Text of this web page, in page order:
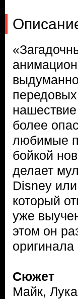
более
любимые
бойкой
делает
Disney
который
уже
этом он
оригинала
Сюжет
Майк,